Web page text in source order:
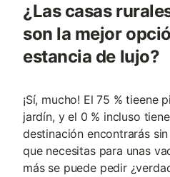
¿Las casas
son la mejor
estancia de lujo?
¡Sí, mucho! El 75 % tieene
jardín, y el 0 % incluso
destinación encontrarás
que necesitas para unas
más se puede pedir